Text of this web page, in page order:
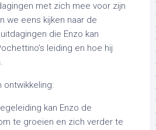
met zich mee voor zijn
we eens kijken naar de
die Enzo kan
leiding en hoe hij
ontwikkeling:
kan Enzo de
te groeien en zich verder te